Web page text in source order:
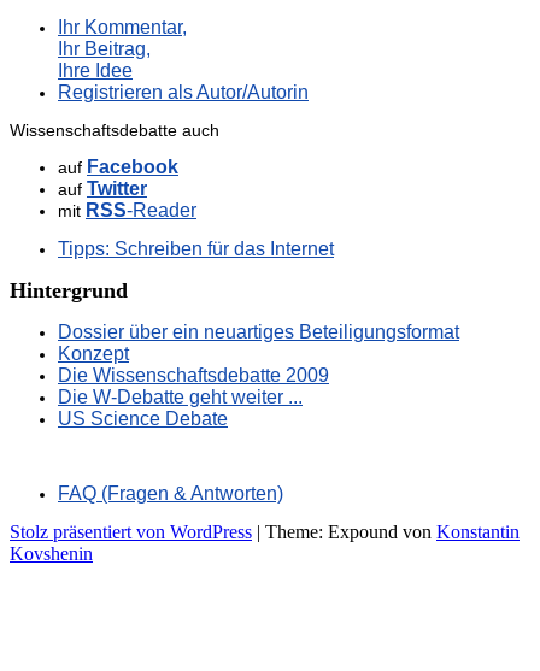
Ihr Kommentar,
Ihr Beitrag,
Ihre Idee
Registrieren als Autor/Autorin
Wissenschaftsdebatte auch
auf Facebook
auf Twitter
mit RSS-Reader
Tipps: Schreiben für das Internet
Hintergrund
Dossier über ein neuartiges Beteiligungsformat
Konzept
Die Wissenschaftsdebatte 2009
Die W-Debatte geht weiter ...
US Science Debate
FAQ (Fragen & Antworten)
Stolz präsentiert von WordPress | Theme: Expound von Konstantin
Kovshenin